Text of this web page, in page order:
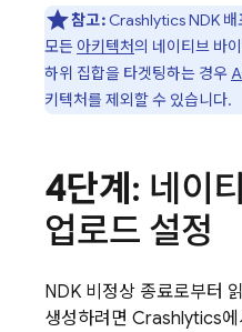
참고: CrashlyticsNDK 배
모든 아키텍처의 네이티브 바
하위 집합을 타겟팅하는 경우
키텍처를 제외할 수 있습니다.
4단계 : 네이
업로드 설정
NDK 비정상 종료로부터
생성하려면 Crashlytics